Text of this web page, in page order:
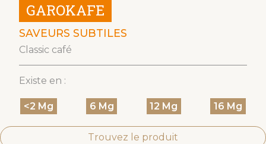
GAROKAFE
SAVEURS SUBTILES
Classic café
Existe en :
<2 Mg 6 Mg 12 Mg 16 Mg
Trouvez le produit